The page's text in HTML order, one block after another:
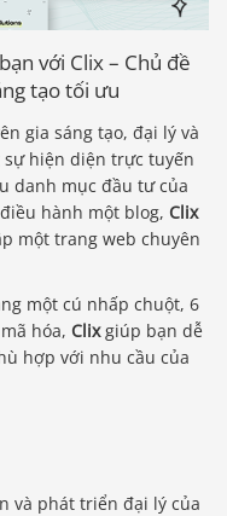
với Clix – Chủ đề
tạo tối ưu
gia sáng tạo, đại lý và
hiện diện trực tuyến
danh mục đầu tư của
hành một blog, Clix
một trang web chuyên
một cú nhấp chuột, 6
hóa, Clixgiúp bạn dễ
hợp với nhu cầu của
và phát triển đại lý của